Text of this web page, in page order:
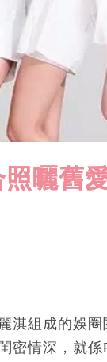
曬舊
淇組成的娛圈
密情深，就